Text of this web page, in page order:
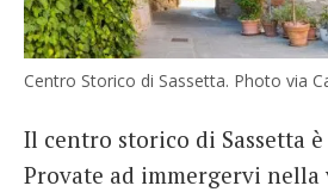
Centro Storico di Sassetta. Photo via
Il centro storico di Sassetta
Provate ad immergervi nella